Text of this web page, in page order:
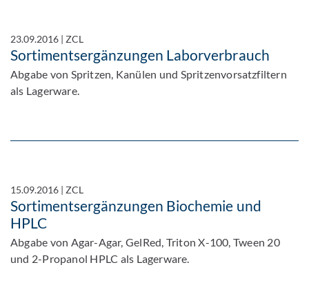
23.09.2016|ZCL
Sortimentsergänzungen Laborverbrauch
Abgabe von Spritzen, Kanülen und Spritzenvorsatzfiltern
15.09.2016|ZCL
Sortimentsergänzungen Biochemie und
HPLC
Abgabe von Agar-Agar, GelRed, Triton X-100, Tween 20